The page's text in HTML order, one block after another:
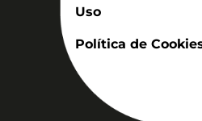
Uso
Política de